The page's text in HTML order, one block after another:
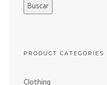
Buscar
PRODUCT CATEGORIES
Clothing